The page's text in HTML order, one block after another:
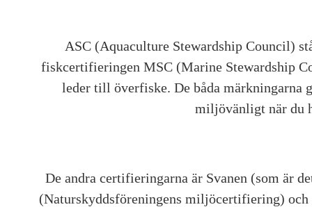
ASC (Aquaculture Stewardship Council)
fiskcertifieringen MSC (Marine Stewardship
leder till överfiske. De båda märkningarna
miljövänligt när du
De andra certifieringarna är Svanen (som är
(Naturskyddsföreningens miljöcertifiering)